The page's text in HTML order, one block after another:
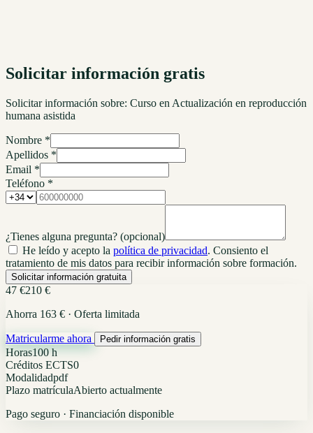
Solicitar información gratis
Solicitar información sobre: Curso en Actualización en reproducción
humana asistida
Nombre *
Apellidos *
Email *
Teléfono *
¿Tienes alguna pregunta? (opcional)
He leído y acepto la política de privacidad. Consiento el
tratamiento de mis datos para recibir información sobre formación.
Solicitar información gratuita
47 €210 €
Ahorra 163 € · Oferta limitada
Matricularme ahora Pedir información gratis
Horas100 h
Créditos ECTS0
Modalidadpdf
Plazo matrículaAbierto actualmente
Pago seguro · Financiación disponible